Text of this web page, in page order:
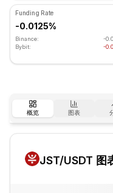
Funding Rate
-0.0125%
Binance:
-
Bybit:
-
概览 图表
JST/USDT 图